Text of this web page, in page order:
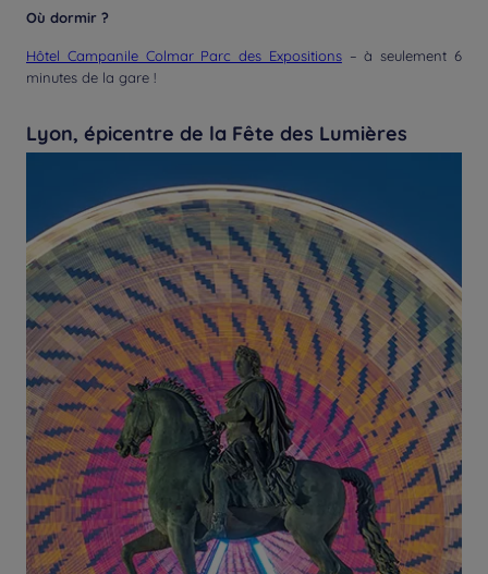
Où dormir ?
Hôtel Campanile Colmar Parc des Expositions– à seulement 6
minutes de la gare !
Lyon, épicentre de la Fête des Lumières